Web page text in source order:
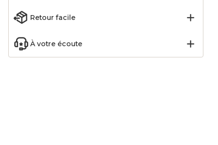
Retour facile
À votre écoute